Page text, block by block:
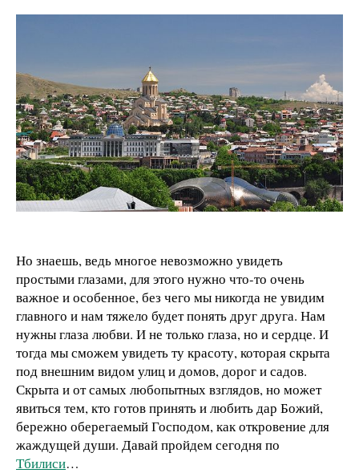
Но знаешь, ведь многое невозможно увидеть
простыми глазами, для этого нужно что-то очень
важное и особенное, без чего мы никогда не увидим
главного и нам тяжело будет понять друг друга. Нам
нужны глаза любви. И не только глаза, но и сердце. И
тогда мы сможем увидеть ту красоту, которая скрыта
под внешним видом улиц и домов, дорог и садов.
Скрыта и от самых любопытных взглядов, но может
явиться тем, кто готов принять и любить дар Божий,
бережно оберегаемый Господом, как откровение для
жаждущей души. Давай пройдем сегодня по
Тбилиси…